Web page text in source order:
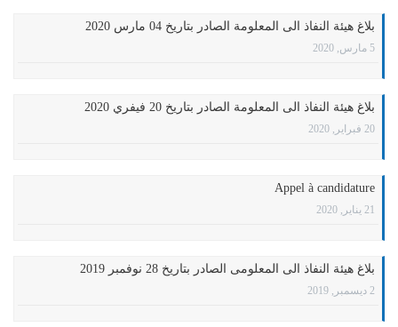
بلاغ هيئة النفاذ الى المعلومة الصادر بتاريخ 04 مارس 2020
5 مارس, 2020
بلاغ هيئة النفاذ الى المعلومة الصادر بتاريخ 20 فيفري 2020
20 فبراير, 2020
Appel à candidature
21 يناير, 2020
بلاغ هيئة النفاذ الى المعلومى الصادر بتاريخ 28 نوفمبر 2019
2 ديسمبر, 2019